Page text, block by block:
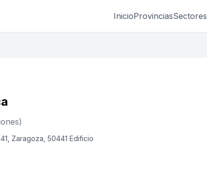
InicioProvinciasSectores
Zaragoza, 50441 Edificio